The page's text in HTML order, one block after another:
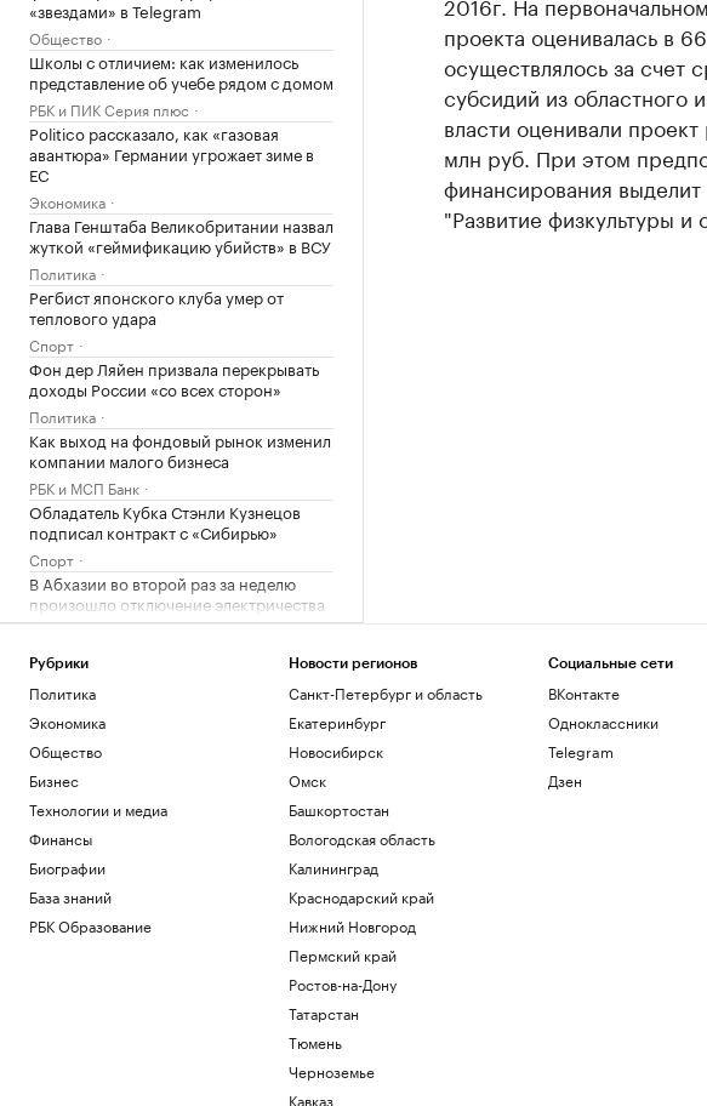
«звездами» в Telegram
Общество
Школы с отличием: как изменилось
представление об учебе рядом с домом
РБК и ПИК Серия плюс
Politico рассказало, как «газовая
авантюра» Германии угрожает зиме в
ЕС
Экономика
Глава Генштаба Великобритании назвал
жуткой «геймификацию убийств» в ВСУ
Политика
Регбист японского клуба умер от
теплового удара
Спорт
Фон дер Ляйен призвала перекрывать
доходы России «со всех сторон»
Политика
Как выход на фондовый рынок изменил
компании малого бизнеса
РБК и МСП Банк
Обладатель Кубка Стэнли Кузнецов
подписал контракт с «Сибирью»
Спорт
В Абхазии во второй раз за неделю
произошло отключение электричества
Общество
Как работает крупнейшая товарно-
сырьевая биржа страны
РБК и Петербургская Биржа
Двух девочек после атаки БПЛА под
Геленджиком доставили в больницу
Москвы
Политика
Жить как итальянская бабушка: что
такое нонна-максинг
Общество
проекта оценивалась в
осуществлялось за счет
субсидий из областного
власти оценивали
млн руб. При этом
финансирования
"Развитие физкультуры
Рубрики
Политика
Экономика
Общество
Бизнес
Технологии и медиа
Финансы
Биографии
База знаний
РБК Образование
Новости регионов
Санкт-Петербург и область
Екатеринбург
Новосибирск
Омск
Башкортостан
Вологодская область
Калининград
Краснодарский край
Нижний Новгород
Пермский край
Ростов-на-Дону
Татарстан
Тюмень
Черноземье
Кавказ
Социальные сети
ВКонтакте
Одноклассники
Telegram
Дзен